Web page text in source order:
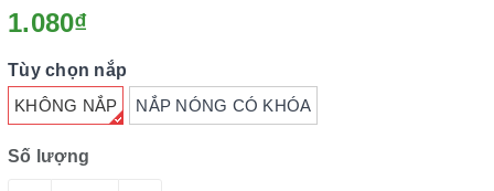
1.080₫
Tùy chọn nắp
KHÔNG NẮP NẮP NÓNG CÓ KHÓA
Số lượng